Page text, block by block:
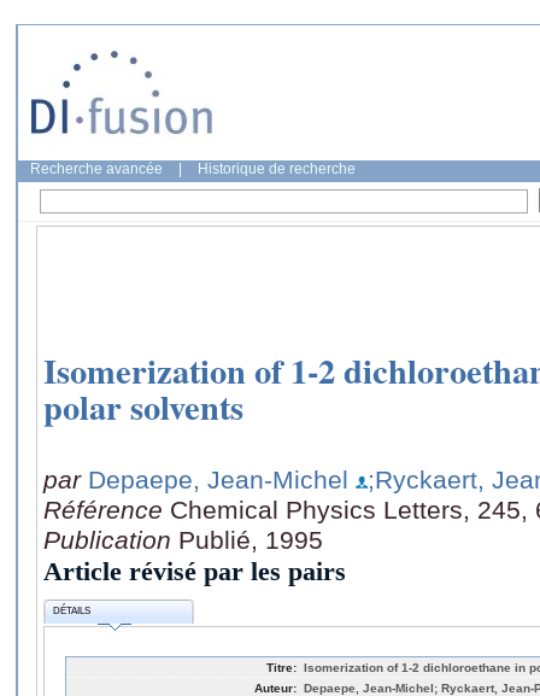
Recherche avancée Historique de recherche
Isomerization of 1-2
polar solvents
par Depaepe, Jean-Michel
;Ryckaert,
Référence Chemical Physics Letters, 245,
Publication Publié, 1995
Article révisé par les pairs
DÉTAILS
Titre: Isomerization of 1-2 dichloroethane in
Auteur: Depaepe, Jean-Michel; Ryckaert, Jean-